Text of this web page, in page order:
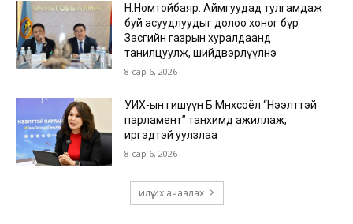
Н.Номтойбаяр: Аймгуудад тулгамдаж
буй асуудлуудыг долоо хоног бүр
Засгийн газрын хуралдаанд
танилцуулж, шийдвэрлүүлнэ
8 сар 6, 2026
УИХ-ын гишүүн Б.Мөнхсоёл “Нээлттэй
парламент” танхимд ажиллаж,
иргэдтэй уулзлаа
8 сар 6, 2026
илүү их ачаалах